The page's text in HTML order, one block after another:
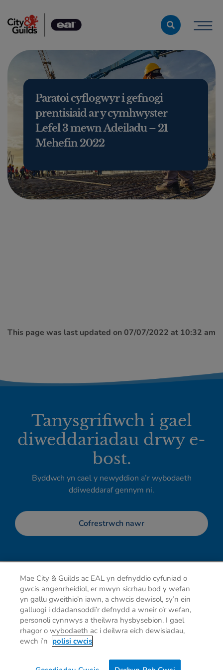
Paratoi cyflogwyr i gefnogi
prentisiaid ar y cymhwyster
Lefel 3 mewn Adeiladu – 21
Mehefin 2022
This page was last updated on 07/07/2022 at 10:32 am
Tanysgrifiwch i gael
diweddariadau drwy e-
bost.
Byddwch yn cael y newyddion a’r wybodaeth
ddiweddaraf gennym ni.
Cofrestrwch nawr
Hysbysiad preifatrwydd Cwcis
Telerau defnyddio
Mae City & Guilds ac EAL yn defnyddio cyfuniad o
gwcis angenrheidiol, er mwyn sicrhau bod y wefan
yn gallu gweithio’n iawn, a chwcis dewisol, sy’n ein
galluogi i ddadansoddi’r defnydd a wneir o’r wefan,
personoli cynnwys a theilwra hysbysebion. I gael
rhagor o wybodaeth ac i deilwra eich dewisiadau,
ewch i’n polisi cwcis